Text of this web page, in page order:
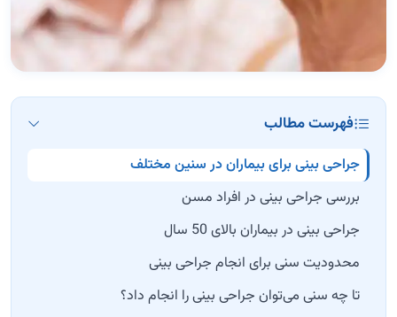
فهرست مطالب
جراحی بینی برای بیماران در سنین مختلف
بررسی جراحی بینی در افراد مسن
جراحی بینی در بیماران بالای 50 سال
محدودیت سنی برای انجام جراحی بینی
تا چه سنی می‌توان جراحی بینی را انجام داد؟